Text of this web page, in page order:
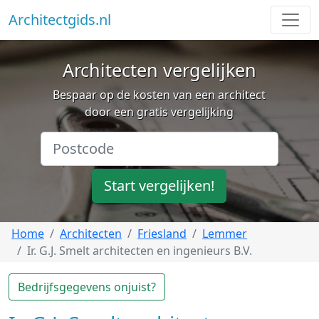
Architectgids.nl
Architecten vergelijken
Bespaar op de kosten van een architect
door een gratis vergelijking
Start vergelijken!
Home Architecten Friesland
Lemmer
Ir. G.J. Smelt architecten en ingenieurs B.V.
Bedrijfsgegevens onjuist?